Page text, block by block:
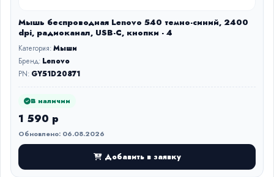
Мышь беспроводная Lenovo 540 темно-синий, 2400
dpi, радиоканал, USB-C, кнопки - 4
Категория:Мыши
Бренд: Lenovo
PN: GY51D20871
В наличии
1 590 р
Обновлено: 06.08.2026
Добавить в заявку